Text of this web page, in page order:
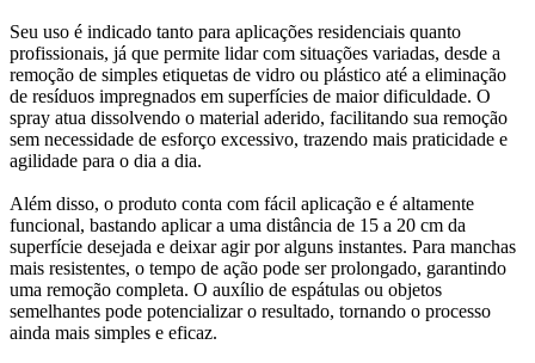
Seu uso é indicado tanto para aplicações residenciais quanto
profissionais, já que permite lidar com situações variadas, desde a
remoção de simples etiquetas de vidro ou plástico até a eliminação
de resíduos impregnados em superfícies de maior dificuldade. O
spray atua dissolvendo o material aderido, facilitando sua remoção
sem necessidade de esforço excessivo, trazendo mais praticidade e
agilidade para o dia a dia.
Além disso, o produto conta com fácil aplicação e é altamente
funcional, bastando aplicar a uma distância de 15 a 20 cm da
superfície desejada e deixar agir por alguns instantes. Para manchas
mais resistentes, o tempo de ação pode ser prolongado, garantindo
uma remoção completa. O auxílio de espátulas ou objetos
semelhantes pode potencializar o resultado, tornando o processo
ainda mais simples e eficaz.